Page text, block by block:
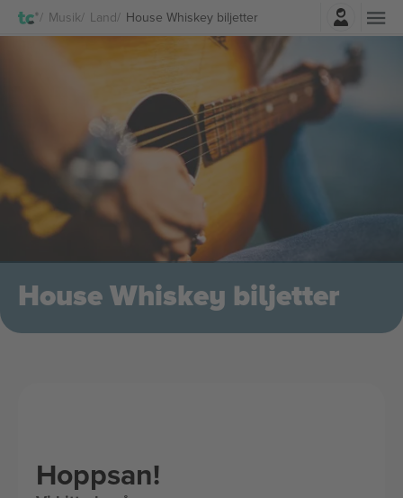
Musik Land House Whiskey biljetter
Logga in
House Whiskey biljetter
Hoppsan!